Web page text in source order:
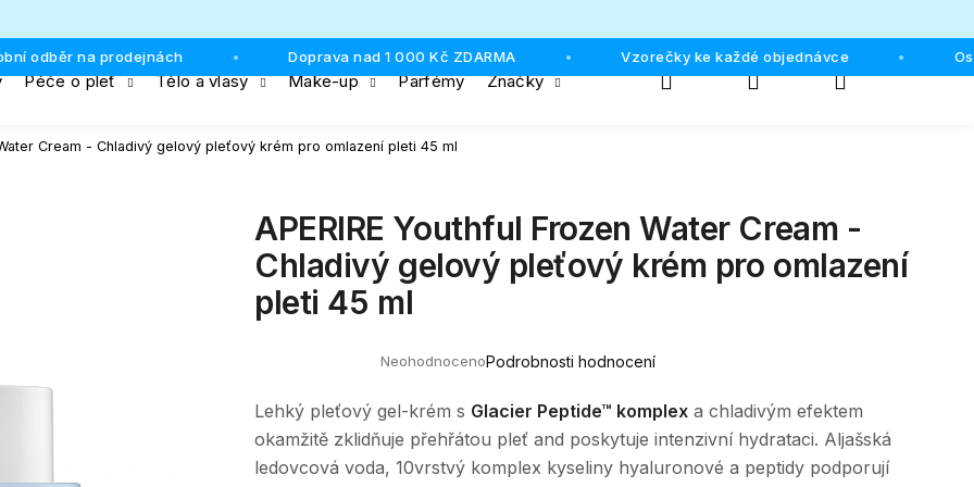
na prodejnách Doprava nad 1 000 Kč ZDARMA Vzorečky ke každé objednávce
Péče o pleť Tělo a vlasy Make-up Parfémy Značky Hledat PřihlášeníNákupní
Cream - Chladivý gelový pleťový krém pro omlazení pleti 45 ml
produktu
je
0,0
z
5
NeohodnocenoPodrobnosti hodnocení
APERIRE Youthful Frozen Water Cream -
Chladivý gelový pleťový krém pro omlazení
pleti 45 ml
Lehký pleťový gel-krém s Glacier Peptide™ komplex a chladivým efektem
okamžitě zklidňuje přehřátou pleť and poskytuje intenzivní hydrataci. Aljašská
ledovcová voda, 10vrstvý komplex kyseliny hyaluronové a peptidy podporují